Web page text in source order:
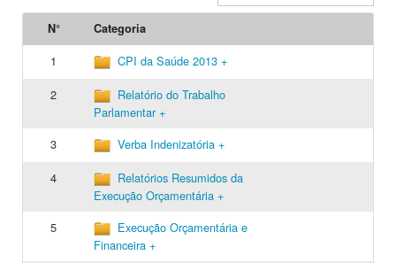
VOLTAR AO SITE PRINCIPAL
N° Categoria
1
CPI da Saúde 2013 +
2
Relatório do Trabalho
Parlamentar +
3
Verba Indenizatória +
4
Relatórios Resumidos da
Execução Orçamentária +
5
Execução Orçamentária e
Financeira +